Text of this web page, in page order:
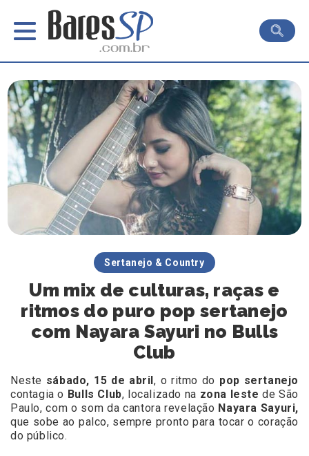
Sertanejo & Country
Um mix de culturas, raças e
ritmos do puro pop sertanejo
com Nayara Sayuri no Bulls
Club
Neste sábado, 15 de abril, o ritmo do pop sertanejo
contagia o Bulls Club, localizado na zona leste de São
Paulo, com o som da cantora revelação Nayara Sayuri,
que sobe ao palco, sempre pronto para tocar o coração
do público.